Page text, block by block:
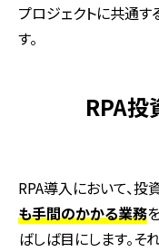
プロジェクトに共通
す。
RPA
RPA導入において、投
も手間のかかる業務
ばしば目にします。そ